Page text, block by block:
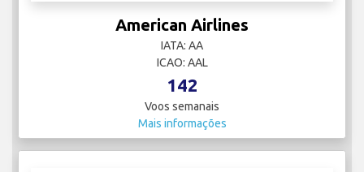
American Airlines
IATA: AA
ICAO: AAL
142
Voos semanais
Mais informações